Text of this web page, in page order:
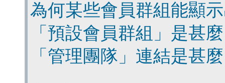
為何某些會員群組能顯
「預設會員群組」是甚
「管理團隊」連結是甚